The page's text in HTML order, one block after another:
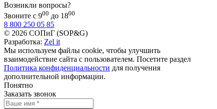
Возникли вопросы?
Звоните с 900 до 1800
8 800 250 05 85
© 2026 СОПиГ (SOP&G)
Разработка: Zel it
Мы используем файлы cookie, чтобы улучшить
взаимодействие сайта с пользователем. Посетите раздел
Политика конфиденциальности для получения
дополнительной информации.
Понятно
Заказать звонок